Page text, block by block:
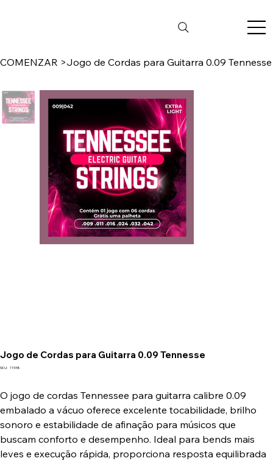
COMENZAR >Jogo de Cordas para Guitarra 0.09 Tennesse
Jogo de Cordas para Guitarra 0.09 Tennesse
SKU: SKU
11938
O jogo de cordas Tennessee para guitarra calibre 0.09
embalado a vácuo oferece excelente tocabilidade, brilho
sonoro e estabilidade de afinação para músicos que
buscam conforto e desempenho. Ideal para bends mais
leves e execução rápida, proporciona resposta equilibrada